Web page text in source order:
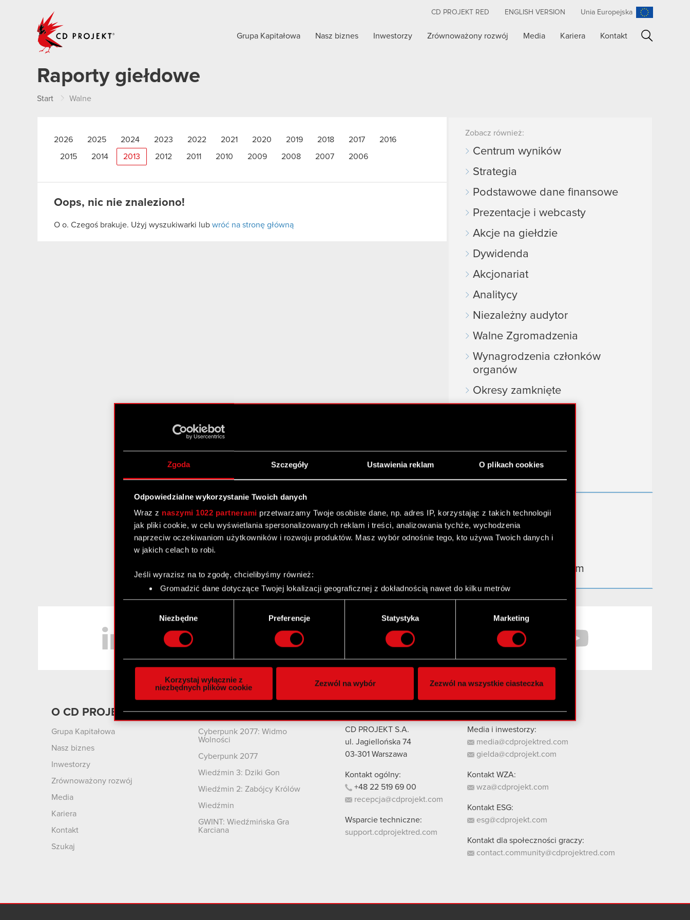
Zgoda Szczegóły Ustawienia reklam O plikach cookies
Odpowiedzialne wykorzystanie Twoich danych
Wraz z naszymi 1022 partnerami przetwarzamy Twoje osobiste dane, np. adres IP, korzystając z takich technologii
jak pliki cookie, w celu wyświetlania spersonalizowanych reklam i treści, analizowania tychże, wychodzenia
naprzeciw oczekiwaniom użytkowników i rozwoju produktów. Masz wybór odnośnie tego, kto używa Twoich danych i
w jakich celach to robi.
Jeśli wyrazisz na to zgodę, chcielibyśmy również:
Gromadzić dane dotyczące Twojej lokalizacji geograficznej z dokładnością nawet do kilku metrów
Identyfikować Twoje urządzenie, aktywnie analizując charakteryzującego je zbiory danych (fingerprinting,
Dowiedz się więcej odnośnie tego, jak Twoje osobiste dane są przetwarzane oraz ustaw własne preferencje w
szczegółów . W Deklaracji plików cookie możesz zmienić lub wycofać swoją zgodę w dowolnej chwili.
Wykorzystujemy pliki cookie do spersonalizowania treści i reklam, aby oferować funkcje społecznościowe i
społecznościowym, reklamowym i analitycznym. Partnerzy mogą połączyć te informacje z innymi danymi
otrzymanymi od Ciebie lub uzyskanymi podczas korzystania z ich usług. Kontynuując korzystanie z naszej witryny,
zgadasz się na używanie plików cookie.
Niezbędne Preferencje Statystyka Marketing
Korzystaj wyłącznie z
niezbędnych plików cookie
Zezwól na wybór Zezwól na wszystkie ciasteczka
CD PROJEKT RED ENGLISH VERSION Unia Europejska
Grupa Kapitałowa Nasz biznes Inwestorzy Zrównoważony rozwój Media Kariera Kontakt
Raporty giełdowe
Start Walne
2026 2025 2024 2023 2022 2021 2020 2019 2018 2017 2016
2015 2014 2013 2012 2011 2010 2009 2008 2007 2006
Oops, nic nie znaleziono!
O o. Czegoś brakuje. Użyj wyszukiwarki lub wróć na stronę główną
Zobacz również:
Centrum wyników
Strategia
Podstawowe dane finansowe
Prezentacje i webcasty
Akcje na giełdzie
Dywidenda
Akcjonariat
Analitycy
Niezależny audytor
Walne Zgromadzenia
Wynagrodzenia członków
organów
Okresy zamknięte
Przydatne linki
Kontakt IR
Dowiedz się więcej:
thewitcher.com
gear.cdprojektred.com
Facebook
O CD PROJEKT
Grupa Kapitałowa
Nasz biznes
Inwestorzy
Zrównoważony rozwój
Media
Kariera
Kontakt
Szukaj
Produkty
Cyberpunk 2077: Widmo
Wolności
Cyberpunk 2077
Wiedźmin 3: Dziki Gon
Wiedźmin 2: Zabójcy Królów
Wiedźmin
GWINT: Wiedźmińska Gra
Karciana
Kontakt
CD PROJEKT S.A.
ul. Jagiellońska 74
03-301 Warszawa
Kontakt ogólny:
+48 22 519 69 00
recepcja@cdprojekt.com
Wsparcie techniczne:
support.cdprojektred.com
Media i inwestorzy:
media@cdprojektred.com
gielda@cdprojekt.com
Kontakt WZA:
wza@cdprojekt.com
Kontakt ESG:
esg@cdprojekt.com
Kontakt dla społeczności graczy:
contact.community@cdprojektred.com